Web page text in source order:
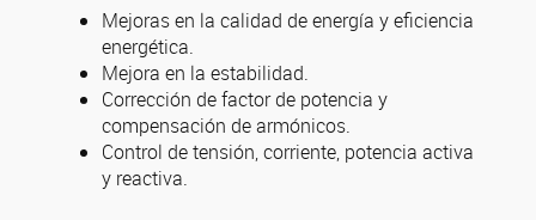
Mejoras en la calidad de energía y eficiencia
energética.
Mejora en la estabilidad.
Corrección de factor de potencia y
compensación de armónicos.
Control de tensión, corriente, potencia activa
y reactiva.